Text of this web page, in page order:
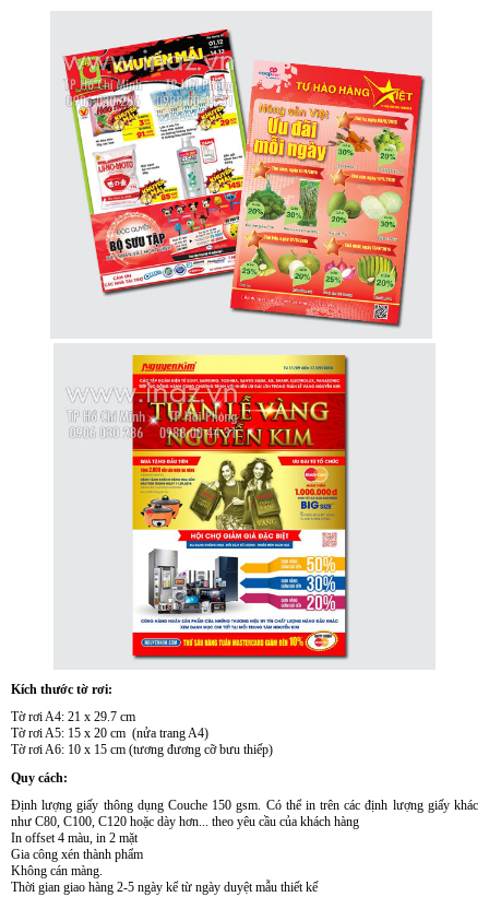
Kích thước tờ rơi:
Tờ rơi A4: 21 x 29.7 cm
Tờ rơi A5: 15 x 20 cm (nửa trang A4)
Tờ rơi A6: 10 x 15 cm (tương đương cỡ bưu thiếp)
Quy cách:
Định lượng giấy thông dụng Couche 150 gsm. Có thể in trên các định lượng giấy khác
như C80, C100, C120 hoặc dày hơn... theo yêu cầu của khách hàng
In offset 4 màu, in 2 mặt
Gia công xén thành phẩm
Không cán màng.
Thời gian giao hàng 2-5 ngày kể từ ngày duyệt mẫu thiết kế